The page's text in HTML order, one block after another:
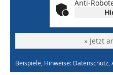
Anti-
» Jetzt
Beispiele, Hinweise: Datenschutz,